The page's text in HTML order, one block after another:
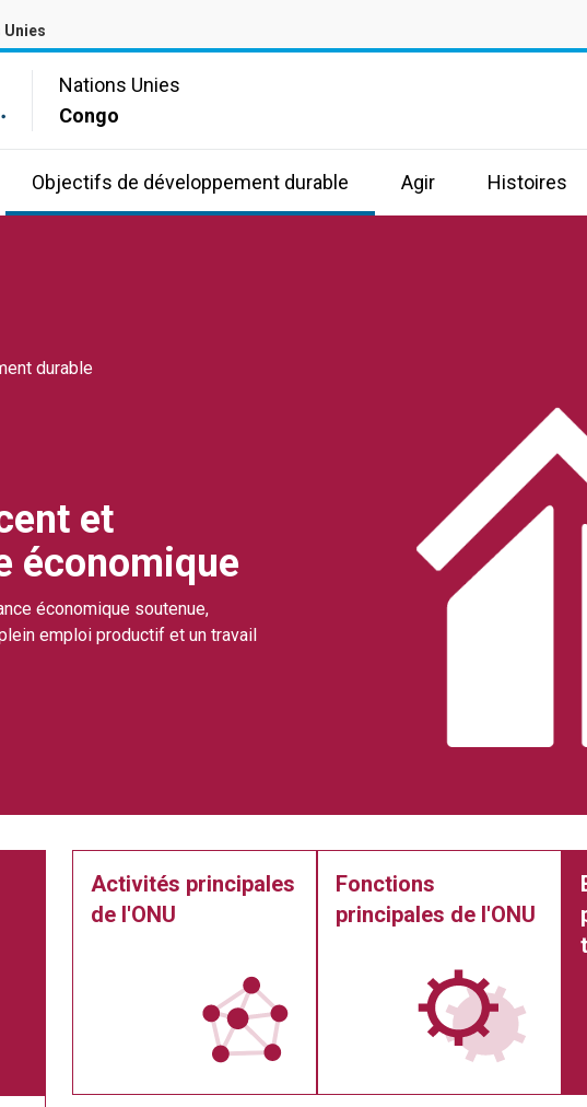
Unies
Nations Unies
Congo
Objectifs de développement durable Agir Histoires
durable
et
économique
économique soutenue,
emploi productif et un travail
Activités principales
de l'ONU
Fonctions
principales de l'ONU